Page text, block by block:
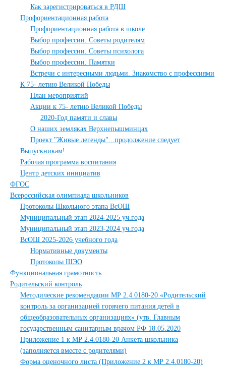
Как зарегистрироваться в РДШ
Профориентационная работа
Профориентационная работа в школе
Выбор профессии. Советы родителям
Выбор профессии. Советы психолога
Выбор профессии. Памятки
Встречи с интересными людьми. Знакомство с профессиями
К 75- летию Великой Победы
План мероприятий
Акции к 75- летию Великой Победы
2020-Год памяти и славы
О наших земляках Верхнепышминцах
Проект "Живые легенды"...продолжение следует
Выпускникам!
Рабочая программа воспитания
Центр детских инициатив
ФГОС
Всероссийская олимпиада школьников
Протоколы Школьного этапа ВсОШ
Муниципальный этап 2024-2025 уч.года
Муниципальный этап 2023-2024 уч.года
ВсОШ 2025-2026 учебного года
Нормативные документы
Протоколы ШЭО
Функциональная грамотность
Родительский контроль
Методические рекомендации МР 2.4.0180-20 «Родительский
контроль за организацией горячего питания детей в
общеобразовательных организациях» (утв. Главным
государственным санитарным врачом РФ 18.05.2020
Приложение 1 к МР 2.4.0180-20 Анкета школьника
(заполняется вместе с родителями)
Форма оценочного листа (Приложение 2 к МР 2.4.0180-20)